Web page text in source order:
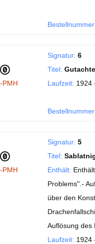
PMH
Signatur: 6
Titel:
Laufzeit: 1924
PMH
Signatur: 5
Titel:
Enthält:
Problems".-
über den
Auflösung des
Laufzeit: 1924